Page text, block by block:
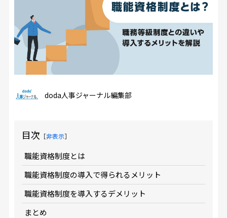
doda人事ジャーナル編集部
目次 ［非表示］
職能資格制度とは
職能資格制度の導入で得られるメリット
職能資格制度を導入するデメリット
まとめ